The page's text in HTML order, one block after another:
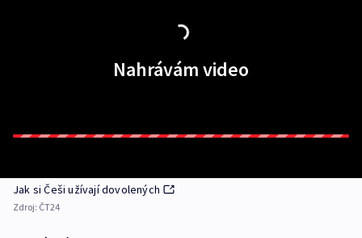
Nahrávám video
Jak si Češi užívají dovolených
Zdroj: ČT24